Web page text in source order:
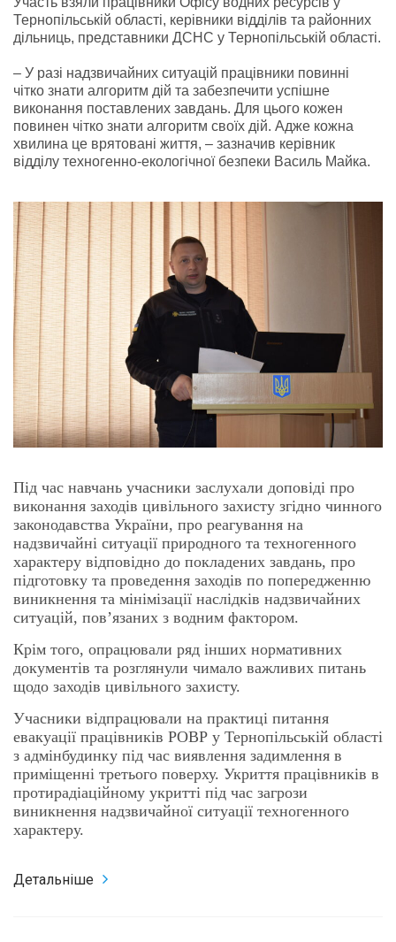
Тернопільській області, керівники відділів та районних
дільниць, представники ДСНС у Тернопільській області.
– У разі надзвичайних ситуацій працівники повинні
чітко знати алгоритм дій та забезпечити успішне
виконання поставлених завдань. Для цього кожен
повинен чітко знати алгоритм своїх дій. Адже кожна
хвилина це врятовані життя, – зазначив керівник
відділу техногенно-екологічної безпеки Василь Майка.
Під час навчань учасники заслухали доповіді про
виконання заходів цивільного захисту згідно чинного
законодавства України, про реагування на
надзвичайні ситуації природного та техногенного
характеру відповідно до покладених завдань, про
підготовку та проведення заходів по попередженню
виникнення та мінімізації наслідків надзвичайних
ситуацій, пов’язаних з водним фактором.
Крім того, опрацювали ряд інших нормативних
документів та розглянули чимало важливих питань
щодо заходів цивільного захисту.
Учасники відпрацювали на практиці питання
евакуації працівників РОВР у Тернопільській області
з адмінбудинку під час виявлення задимлення в
приміщенні третього поверху. Укриття працівників в
протирадіаційному укритті під час загрози
виникнення надзвичайної ситуації техногенного
характеру.
Детальніше